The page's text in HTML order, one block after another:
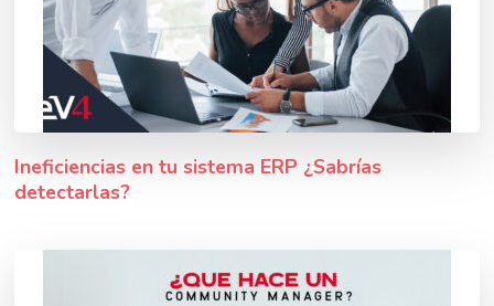
Ineficiencias en tu sistema ERP ¿Sabrías
detectarlas?